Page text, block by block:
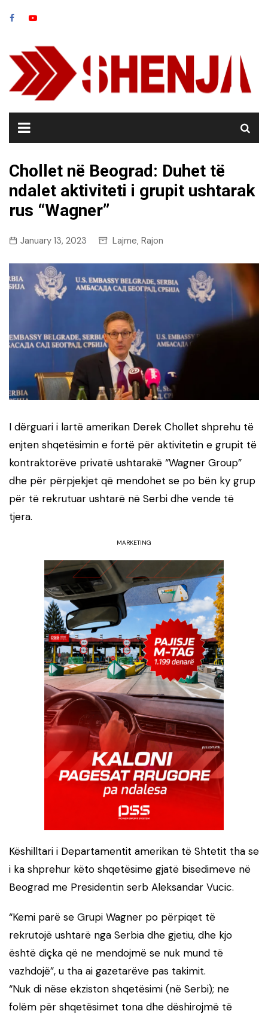
Chollet në Beograd: Duhet të
ndalet aktiviteti i grupit ushtarak
rus “Wagner”
January 13, 2023 Lajme, Rajon
I dërguari i lartë amerikan Derek Chollet shprehu të
enjten shqetësimin e fortë për aktivitetin e grupit të
kontraktorëve privatë ushtarakë “Wagner Group”
dhe për përpjekjet që mendohet se po bën ky grup
për të rekrutuar ushtarë në Serbi dhe vende të
tjera.
MARKETING
Këshilltari i Departamentit amerikan të Shtetit tha se
i ka shprehur këto shqetësime gjatë bisedimeve në
Beograd me Presidentin serb Aleksandar Vucic.
“Kemi parë se Grupi Wagner po përpiqet të
rekrutojë ushtarë nga Serbia dhe gjetiu, dhe kjo
është diçka që ne mendojmë se nuk mund të
vazhdojë”, u tha ai gazetarëve pas takimit.
“Nuk di nëse ekziston shqetësimi (në Serbi); ne
folëm për shqetësimet tona dhe dëshirojmë të